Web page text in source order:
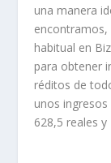
una manera
habitual en
para obtener
réditos de
unos
628,5 reales